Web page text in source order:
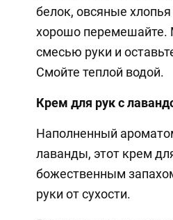
белок, овсяные
хорошо перемешайте.
смесью руки и
Смойте теплой водой.
Крем для рук с
Наполненный
лаванды, этот крем
божественным
руки от сухости.